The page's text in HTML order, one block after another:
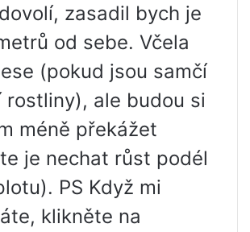
zasadil bych je
od sebe. Včela
(pokud jsou samčí
rostliny), ale budou si
méně překážet
je nechat růst podél
PS Když mi
klikněte na